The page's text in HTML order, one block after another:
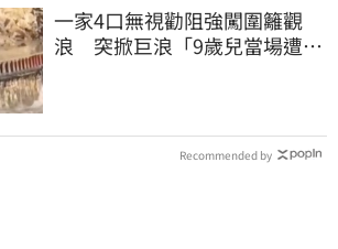
一家4口無視勸阻強闖圍籬觀
浪 突掀巨浪「9歲兒當場遭捲
Recommended by